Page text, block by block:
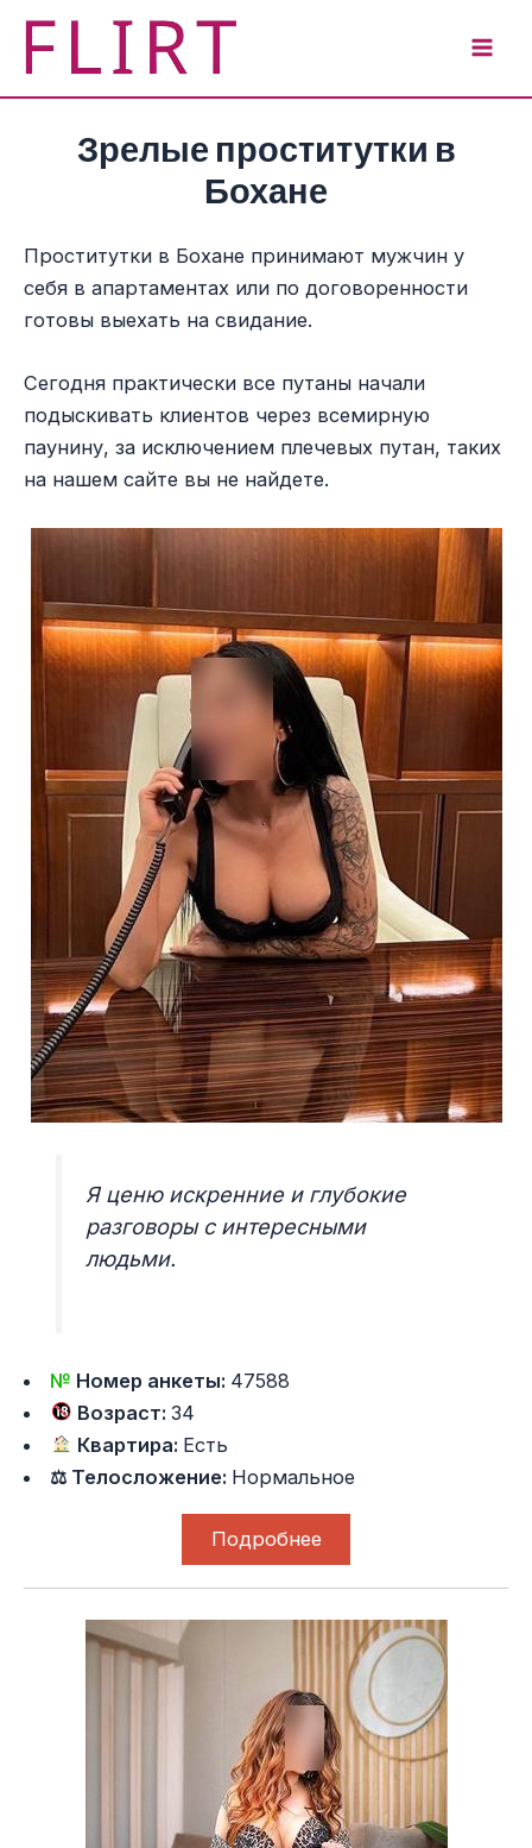
Перейти
содержимому
Зрелые проститутки в
Бохане
Проститутки в Бохане принимают мужчин у
себя в апартаментах или по договоренности
готовы выехать на свидание.
Сегодня практически все путаны начали
подыскивать клиентов через всемирную
паунину, за исключением плечевых путан, таких
на нашем сайте вы не найдете.
Я ценю искренние и глубокие
разговоры с интересными
людьми.
№ Номер анкеты: 47588
Возраст:34
Квартира: Есть
⚖ Телосложение: Нормальное
Подробнее